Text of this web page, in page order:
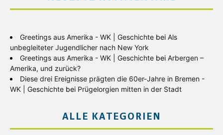
Greetings aus Amerika - WK | Geschichte bei Als
unbegleiteter Jugendlicher nach New York
Greetings aus Amerika - WK | Geschichte bei Arbergen –
Amerika, und zurück?
Diese drei Ereignisse prägten die 60er-Jahre in Bremen -
WK | Geschichte bei Prügelorgien mitten in der Stadt
ALLE KATEGORIEN